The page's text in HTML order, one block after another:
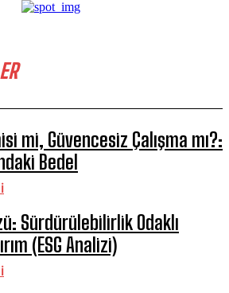
mi, Güvencesiz Çalışma mı?:
Bedel
Sürdürülebilirlik Odaklı
(ESG Analizi)